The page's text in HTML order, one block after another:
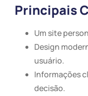
Principais
Um site
Design
usuário.
Informações
decisão.